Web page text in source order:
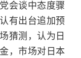
会谈中态度骤
有出台追加预
猜测，认为日
，市场对日本